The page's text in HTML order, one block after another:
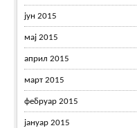
јун 2015
мај 2015
април 2015
март 2015
фебруар 2015
јануар 2015